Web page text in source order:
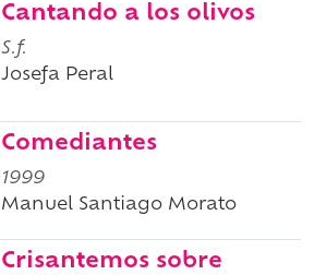
Cantando a los olivos
S.f.
Josefa Peral
Comediantes
1999
Manuel Santiago Morato
Crisantemos sobre